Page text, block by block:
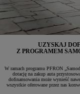
UZYSKAJ
Z PROGRAMEM
W ramach programu PFRON
dotację na zakup auta
dofinansowania może wynieść
wszystkie oferowane przez nas